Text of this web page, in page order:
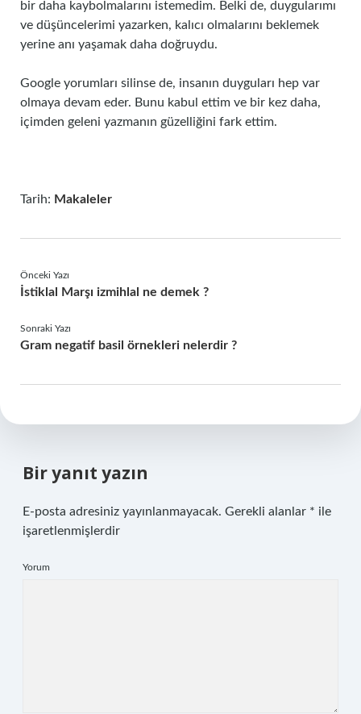
bir daha kaybolmalarını istemedim. Belki de, duygularımı
ve düşüncelerimi yazarken, kalıcı olmalarını beklemek
yerine anı yaşamak daha doğruydu.
Google yorumları silinse de, insanın duyguları hep var
olmaya devam eder. Bunu kabul ettim ve bir kez daha,
içimden geleni yazmanın güzelliğini fark ettim.
Tarih: Makaleler
Önceki Yazı
İstiklal Marşı izmihlal ne demek ?
Sonraki Yazı
Gram negatif basil örnekleri nelerdir ?
Bir yanıt yazın
E-posta adresiniz yayınlanmayacak. Gerekli alanlar * ile
işaretlenmişlerdir
Yorum